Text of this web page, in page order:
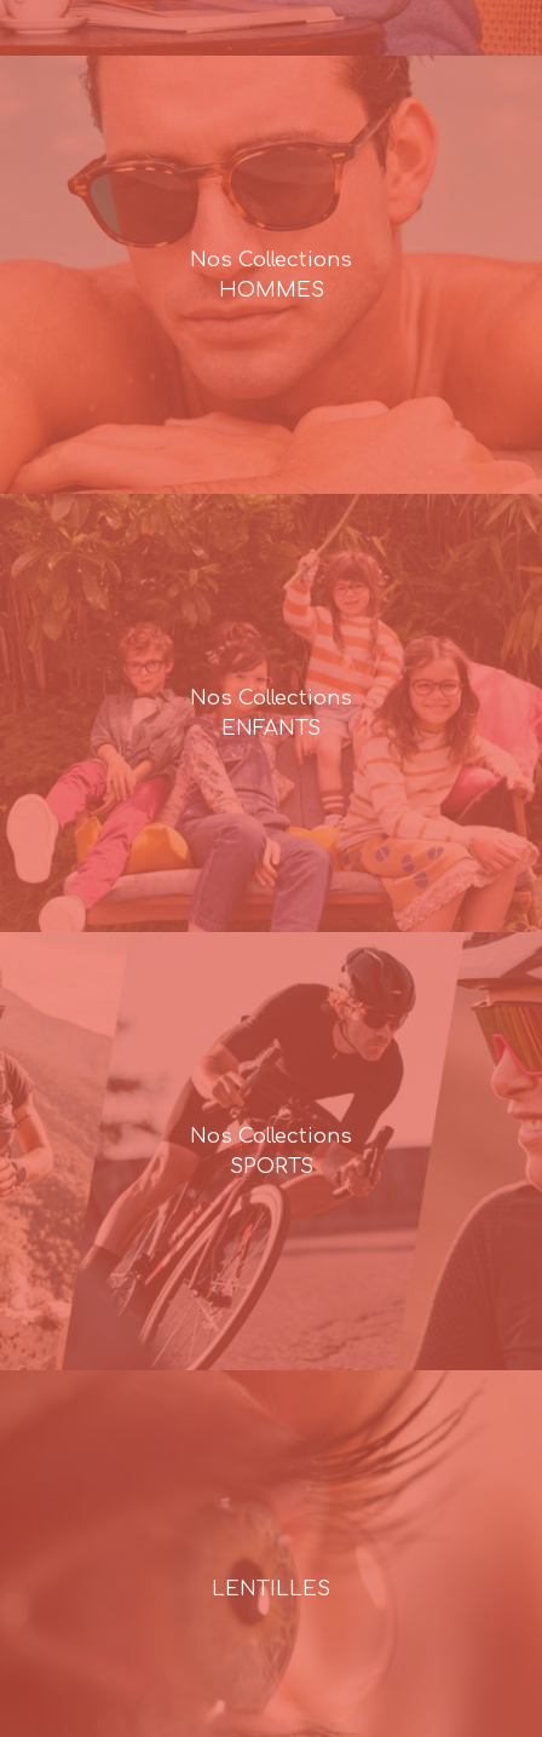
Nos Collections
HOMMES
Nos Collections
ENFANTS
Nos Collections
SPORTS
LENTILLES